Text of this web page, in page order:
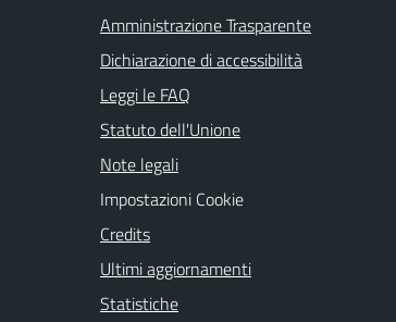
Amministrazione Trasparente
Dichiarazione di accessibilità
Leggi le FAQ
Statuto dell'Unione
Note legali
Impostazioni Cookie
Credits
Ultimi aggiornamenti
Statistiche